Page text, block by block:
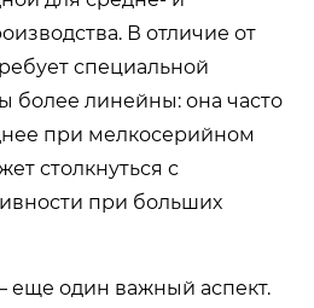
В отличие от
специальной
более линейны: она часто
при мелкосерийном
столкнуться с
при больших
один важный аспект.